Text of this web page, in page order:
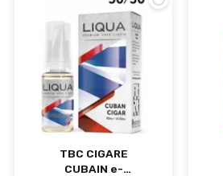
TBC CIGARE
CUBAIN e-